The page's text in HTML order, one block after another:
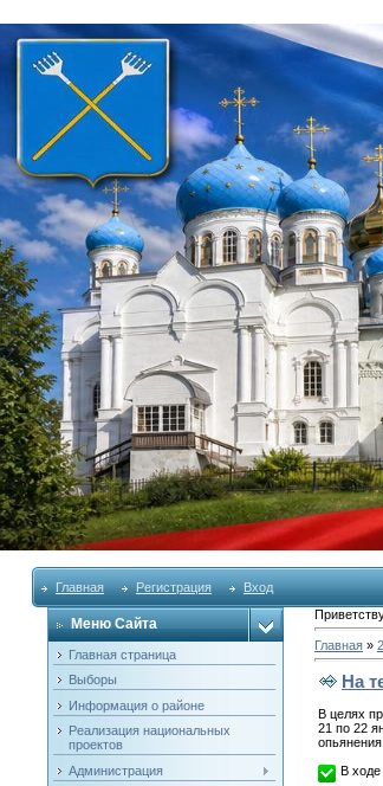
Главная Регистрация Вход
Меню Сайта
Главная страница
Выборы
Информация о районе
Реализация национальных
проектов
Администрация
Главная»
На
В целях
21 по 22
опьянения.
В ходе